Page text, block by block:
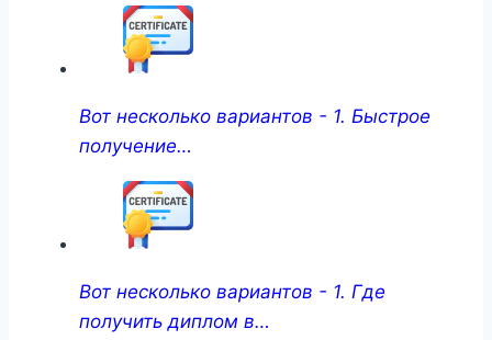
Вот несколько вариантов - 1. Быстрое
получение…
Вот несколько вариантов - 1. Где
получить диплом в…